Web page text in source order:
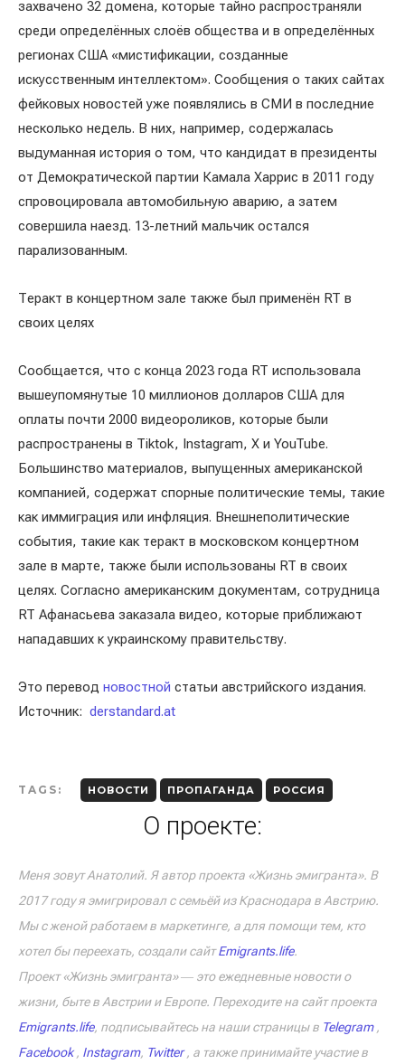
захвачено 32 домена, которые тайно распространяли
среди определённых слоёв общества и в определённых
регионах США «мистификации, созданные
искусственным интеллектом». Сообщения о таких сайтах
фейковых новостей уже появлялись в СМИ в последние
несколько недель. В них, например, содержалась
выдуманная история о том, что кандидат в президенты
от Демократической партии Камала Харрис в 2011 году
спровоцировала автомобильную аварию, а затем
совершила наезд. 13-летний мальчик остался
парализованным.
Теракт в концертном зале также был применён RT в
своих целях
Сообщается, что с конца 2023 года RT использовала
вышеупомянутые 10 миллионов долларов США для
оплаты почти 2000 видеороликов, которые были
распространены в Tiktok, Instagram, X и YouTube.
Большинство материалов, выпущенных американской
компанией, содержат спорные политические темы, такие
как иммиграция или инфляция. Внешнеполитические
события, такие как теракт в московском концертном
зале в марте, также были использованы RT в своих
целях. Согласно американским документам, сотрудница
RT Афанасьева заказала видео, которые приближают
нападавших к украинскому правительству.
Это перевод новостной статьи австрийского издания.
Источник: derstandard.at
TAGS: НОВОСТИ ПРОПАГАНДА РОССИЯ
О проекте:
Меня зовут Анатолий. Я автор проекта «Жизнь эмигранта». В
2017 году я эмигрировал с семьёй из Краснодара в Австрию.
Мы с женой работаем в маркетинге, а для помощи тем, кто
хотел бы переехать, создали сайтEmigrants.life.
Проект «Жизнь эмигранта» ― это ежедневные новости о
жизни, быте в Австрии и Европе. Переходите на сайт проекта
Emigrants.life, подписывайтесь на наши страницы в Telegram,
Facebook, Instagram, Twitter, а также принимайте участие в